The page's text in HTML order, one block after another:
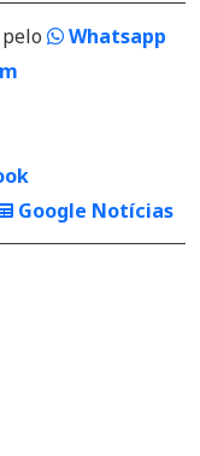
Whatsapp
Google Notícias